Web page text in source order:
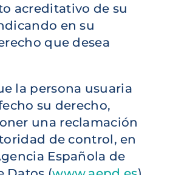
acreditativo de su
en su
que desea
la persona usuaria
su derecho,
una reclamación
de control, en
Española de